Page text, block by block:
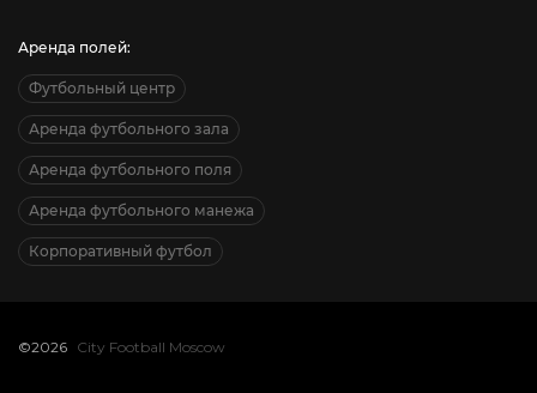
Аренда полей:
Футбольный центр
Аренда футбольного зала
Аренда футбольного поля
Аренда футбольного манежа
Корпоративный футбол
©2026 City Football Moscow